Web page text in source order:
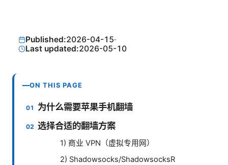
Published:2026-04-15·
Last updated:2026-05-10
ON THIS PAGE
为什么需要苹果手机翻墙
选择合适的翻墙方案
1) 商业 VPN（虚拟专用网）
2) Shadowsocks/ShadowsocksR